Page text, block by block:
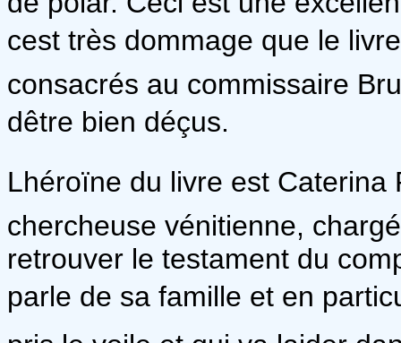
cest très dommage que le
consacrés au commissaire
dêtre bien déçus.
Lhéroïne du livre est
chercheuse vénitienne,
retrouver le testament du
parle de sa famille et en